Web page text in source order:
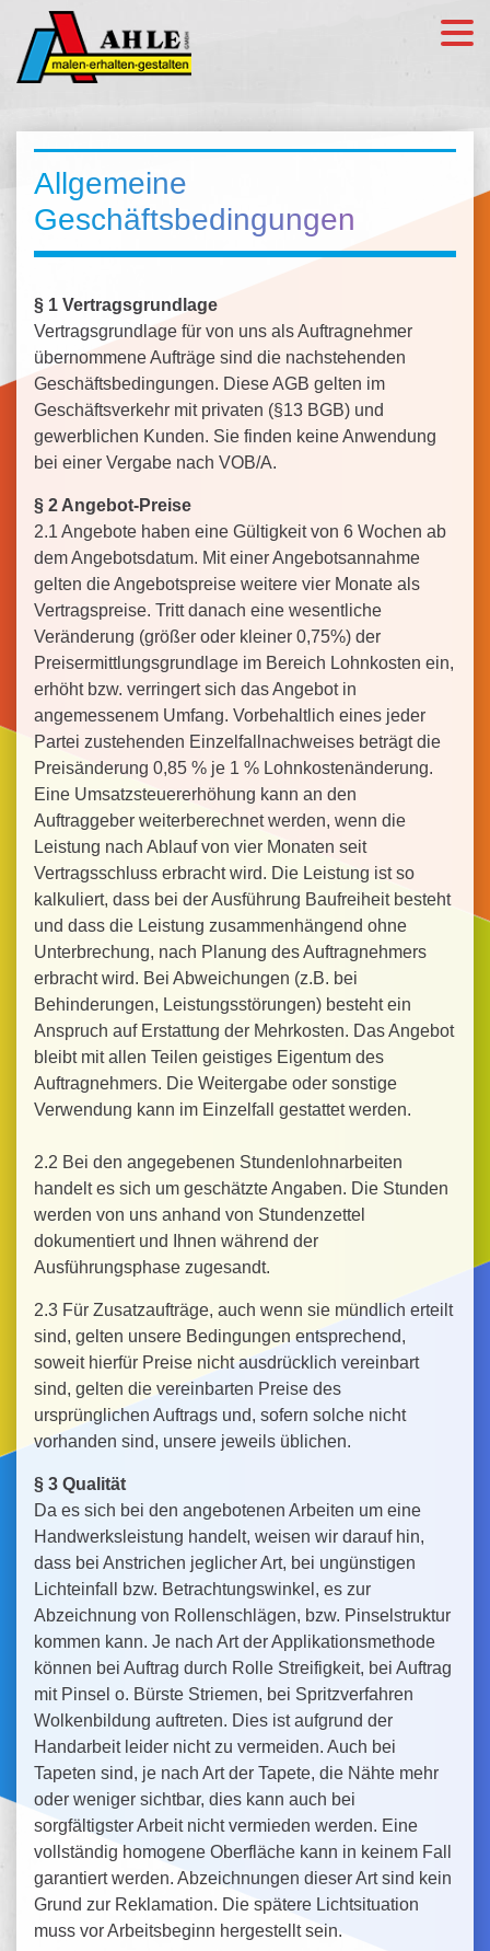
Allgemeine
Geschäftsbedingungen
§ 1 Vertragsgrundlage
Vertragsgrundlage für von uns als Auftragnehmer
übernommene Aufträge sind die nachstehenden
Geschäftsbedingungen. Diese AGB gelten im
Geschäftsverkehr mit privaten (§13 BGB) und
gewerblichen Kunden. Sie finden keine Anwendung
bei einer Vergabe nach VOB/A.
§ 2 Angebot-Preise
2.1 Angebote haben eine Gültigkeit von 6 Wochen ab
dem Angebotsdatum. Mit einer Angebotsannahme
gelten die Angebotspreise weitere vier Monate als
Vertragspreise. Tritt danach eine wesentliche
Veränderung (größer oder kleiner 0,75%) der
Preisermittlungsgrundlage im Bereich Lohnkosten ein,
erhöht bzw. verringert sich das Angebot in
angemessenem Umfang. Vorbehaltlich eines jeder
Partei zustehenden Einzelfallnachweises beträgt die
Preisänderung 0,85 % je 1 % Lohnkostenänderung.
Eine Umsatzsteuererhöhung kann an den
Auftraggeber weiterberechnet werden, wenn die
Leistung nach Ablauf von vier Monaten seit
Vertragsschluss erbracht wird. Die Leistung ist so
kalkuliert, dass bei der Ausführung Baufreiheit besteht
und dass die Leistung zusammenhängend ohne
Unterbrechung, nach Planung des Auftragnehmers
erbracht wird. Bei Abweichungen (z.B. bei
Behinderungen, Leistungsstörungen) besteht ein
Anspruch auf Erstattung der Mehrkosten. Das Angebot
bleibt mit allen Teilen geistiges Eigentum des
Auftragnehmers. Die Weitergabe oder sonstige
Verwendung kann im Einzelfall gestattet werden.
2.2 Bei den angegebenen Stundenlohnarbeiten
handelt es sich um geschätzte Angaben. Die Stunden
werden von uns anhand von Stundenzettel
dokumentiert und Ihnen während der
Ausführungsphase zugesandt.
2.3 Für Zusatzaufträge, auch wenn sie mündlich erteilt
sind, gelten unsere Bedingungen entsprechend,
soweit hierfür Preise nicht ausdrücklich vereinbart
sind, gelten die vereinbarten Preise des
ursprünglichen Auftrags und, sofern solche nicht
vorhanden sind, unsere jeweils üblichen.
§ 3 Qualität
Da es sich bei den angebotenen Arbeiten um eine
Handwerksleistung handelt, weisen wir darauf hin,
dass bei Anstrichen jeglicher Art, bei ungünstigen
Lichteinfall bzw. Betrachtungswinkel, es zur
Abzeichnung von Rollenschlägen, bzw. Pinselstruktur
kommen kann. Je nach Art der Applikationsmethode
können bei Auftrag durch Rolle Streifigkeit, bei Auftrag
mit Pinsel o. Bürste Striemen, bei Spritzverfahren
Wolkenbildung auftreten. Dies ist aufgrund der
Handarbeit leider nicht zu vermeiden. Auch bei
Tapeten sind, je nach Art der Tapete, die Nähte mehr
oder weniger sichtbar, dies kann auch bei
sorgfältigster Arbeit nicht vermieden werden. Eine
vollständig homogene Oberfläche kann in keinem Fall
garantiert werden. Abzeichnungen dieser Art sind kein
Grund zur Reklamation. Die spätere Lichtsituation
muss vor Arbeitsbeginn hergestellt sein.